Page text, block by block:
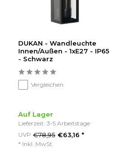
DUKAN - Wandleuchte
Innen/Außen - 1xE27 - IP65
- Schwarz
Vergleichen
Auf Lager
Lieferzeit: 3-5 Arbeitstage
UVP €78,95 €63,16 *
* Inkl. MwSt.